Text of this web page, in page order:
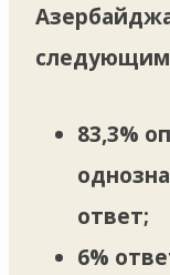
следующим
83,3%
ответ;
6%